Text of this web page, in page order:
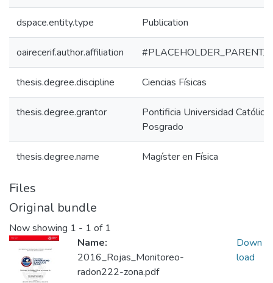
dspace.entity.type Publication
oairecerif.author.affiliation
thesis.degree.discipline Ciencias Físicas
thesis.degree.grantor
Pontificia Universidad
Posgrado
thesis.degree.name Magíster en Física
Files
Original bundle
Now showing 1 - 1 of 1
Name:
2016_Rojas_Monitoreo-
radon222-zona.pdf
Down
load